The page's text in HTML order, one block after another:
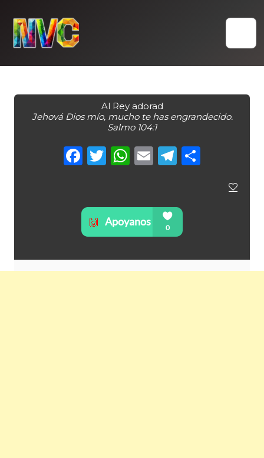
content
Al Rey adorad
Jehová Dios mío, mucho te has engrandecido.
Salmo 104:1
Facebook
Twitter
WhatsApp
Email